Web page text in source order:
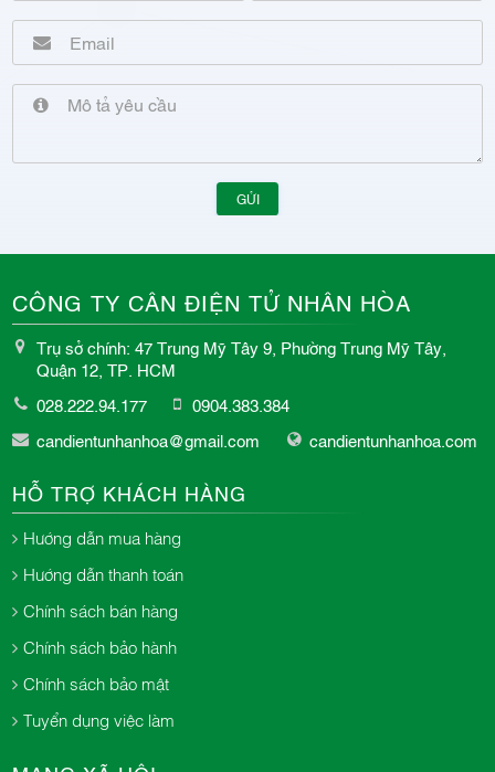
GỬI
CÔNG TY CÂN ĐIỆN TỬ NHÂN HÒA
Trụ sở chính: 47 Trung Mỹ Tây 9, Phường Trung Mỹ Tây,
Quận 12, TP. HCM
028.222.94.177
0904.383.384
candientunhanhoa@gmail.com
candientunhanhoa.com
HỖ TRỢ KHÁCH HÀNG
Hướng dẫn mua hàng
Hướng dẫn thanh toán
Chính sách bán hàng
Chính sách bảo hành
Chính sách bảo mật
Tuyển dụng việc làm